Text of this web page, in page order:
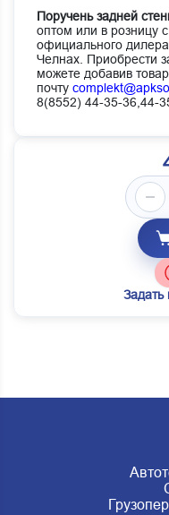
Поручень задней
оптом или в розницу
официального
Челнах. Приобрести
можете добавив
почту
8(8552) 44-35-36,44-
Задать